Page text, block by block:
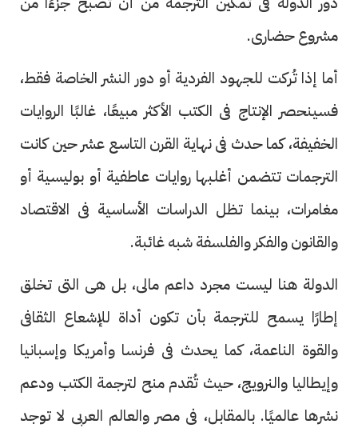
مشروع حضارى.
أما إذا تُركت للجهود الفردية أو دور النشر الخاصة فقط،
فسينحصر الإنتاج فى الكتب الأكثر مبيعًا، غالبًا الروايات
الخفيفة، كما حدث فى نهاية القرن التاسع عشر حين كانت
الترجمات تتضمن أغلبها روايات عاطفية أو بوليسية أو
مغامرات، بينما تظل الدراسات الأساسية فى الاقتصاد
والقانون والفكر والفلسفة شبه غائبة.
الدولة هنا ليست مجرد داعم مالى، بل هى التى تخلق
إطارًا يسمح للترجمة بأن تكون أداة للإشعاع الثقافى
والقوة الناعمة، كما يحدث فى فرنسا وأمريكا وإسبانيا
وإيطاليا والنرويج، حيث تُقدم منح لترجمة الكتب ودعم
نشرها عالميًا. بالمقابل، فى مصر والعالم العربى لا توجد